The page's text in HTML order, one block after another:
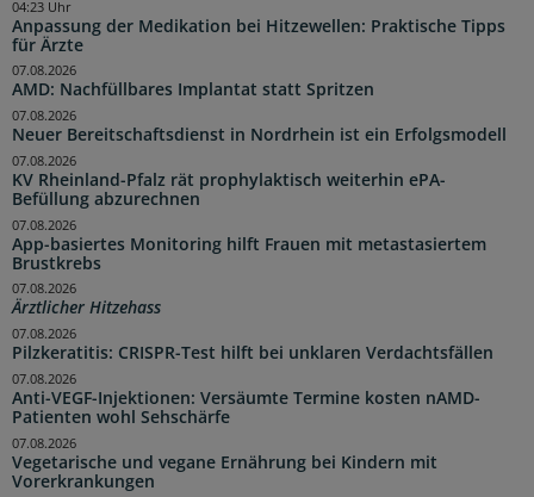
Anpassung der Medikation bei Hitzewellen: Praktische Tipps
für Ärzte
04:23 Uhr
AMD: Nachfüllbares Implantat statt Spritzen
07.08.2026
Neuer Bereitschaftsdienst in Nordrhein ist ein Erfolgsmodell
07.08.2026
KV Rheinland-Pfalz rät prophylaktisch weiterhin ePA-
Befüllung abzurechnen
07.08.2026
App-basiertes Monitoring hilft Frauen mit metastasiertem
Brustkrebs
07.08.2026
Ärztlicher Hitzehass
07.08.2026
Pilzkeratitis: CRISPR-Test hilft bei unklaren Verdachtsfällen
07.08.2026
Anti-VEGF-Injektionen: Versäumte Termine kosten nAMD-
Patienten wohl Sehschärfe
07.08.2026
Vegetarische und vegane Ernährung bei Kindern mit
Vorerkrankungen
07.08.2026